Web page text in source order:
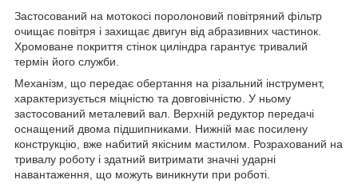
Застосований на мотокосі поролоновий повітряний фільтр
очищає повітря і захищає двигун від абразивних частинок.
Хромоване покриття стінок циліндра гарантує тривалий
термін його служби.
Механізм, що передає обертання на різальний інструмент,
характеризується міцністю та довговічністю. У ньому
застосований металевий вал. Верхній редуктор передачі
оснащений двома підшипниками. Нижній має посилену
конструкцію, вже набитий якісним мастилом. Розрахований на
тривалу роботу і здатний витримати значні ударні
навантаження, що можуть виникнути при роботі.